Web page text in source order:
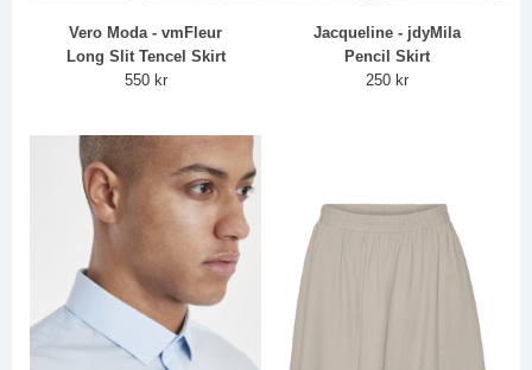
Vero Moda - vmFleur
Long Slit Tencel Skirt
550 kr
Jacqueline - jdyMila
Pencil Skirt
250 kr